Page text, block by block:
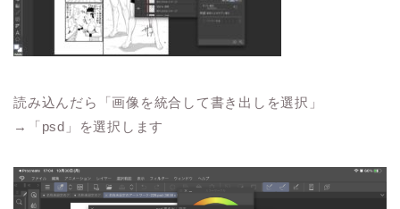
読み込んだら「画像を統合して書き出しを選択」
→「psd」を選択します